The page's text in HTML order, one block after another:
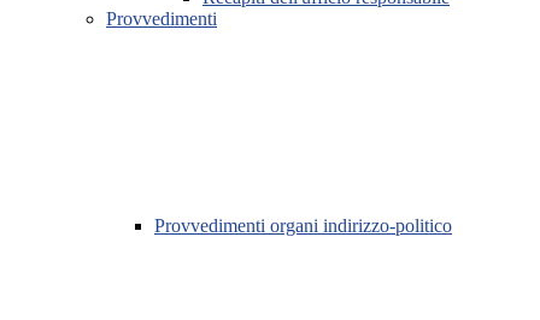
Provvedimenti
Provvedimenti organi indirizzo-politico